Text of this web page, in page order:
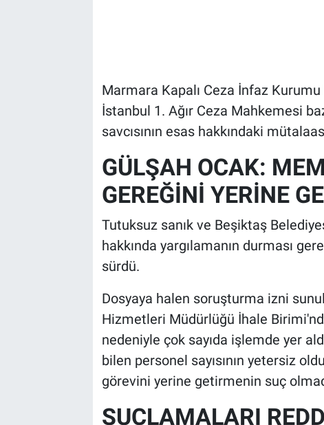
Marmara Kapalı Ceza İnfaz
İstanbul 1. Ağır Ceza Mahkemesi
savcısının esas hakkındaki
GÜLŞAH OCAK:
GEREĞİNİ YERİNE
Tutuksuz sanık ve Beşiktaş
hakkında yargılamanın durması
sürdü.
Dosyaya halen soruşturma izni
Hizmetleri Müdürlüğü İhale
nedeniyle çok sayıda işlemde yer
bilen personel sayısının yetersiz
görevini yerine getirmenin suç
SUÇLAMALARI